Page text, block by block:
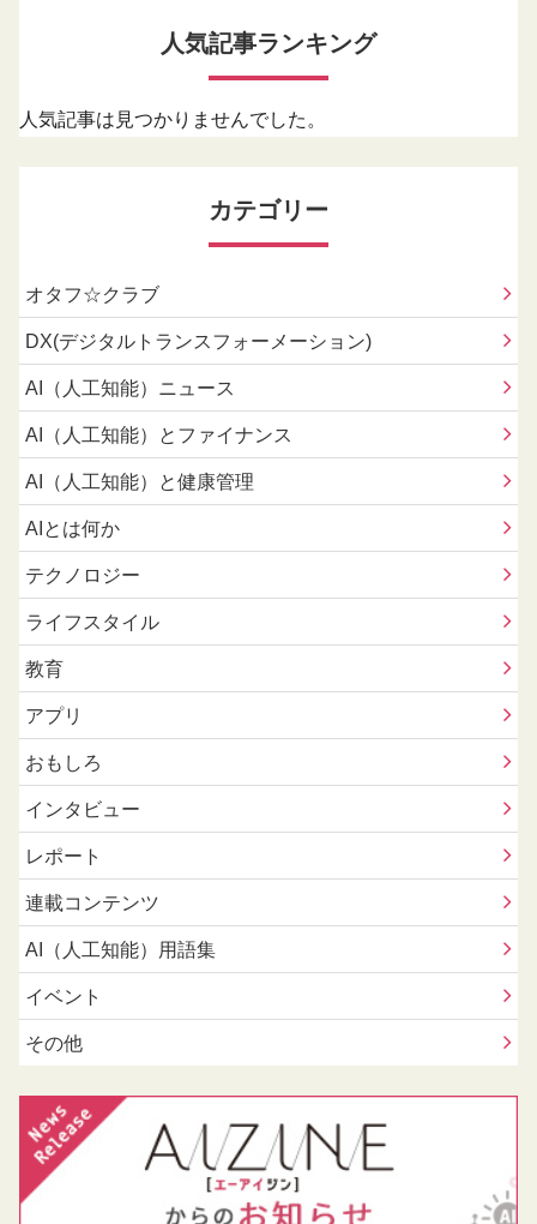
人気記事ランキング
人気記事は見つかりませんでした。
カテゴリー
オタフ☆クラブ
DX(デジタルトランスフォーメーション)
AI（人工知能）ニュース
AI（人工知能）とファイナンス
AI（人工知能）と健康管理
AIとは何か
テクノロジー
ライフスタイル
教育
アプリ
おもしろ
インタビュー
レポート
連載コンテンツ
AI（人工知能）用語集
イベント
その他